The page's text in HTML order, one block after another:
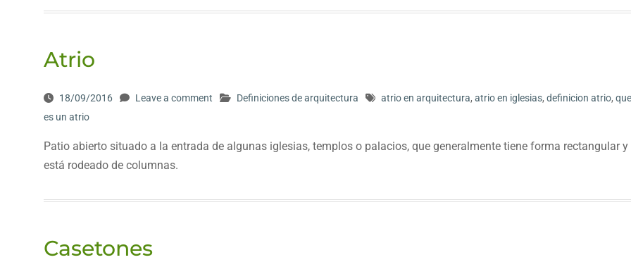
Atrio
18/09/2016 Leave a comment Definiciones de arquitectura atrio en arquitectura, atrio en iglesias, definicion atrio, que
es un atrio
Patio abierto situado a la entrada de algunas iglesias, templos o palacios, que generalmente tiene forma rectangular y
está rodeado de columnas.
Casetones